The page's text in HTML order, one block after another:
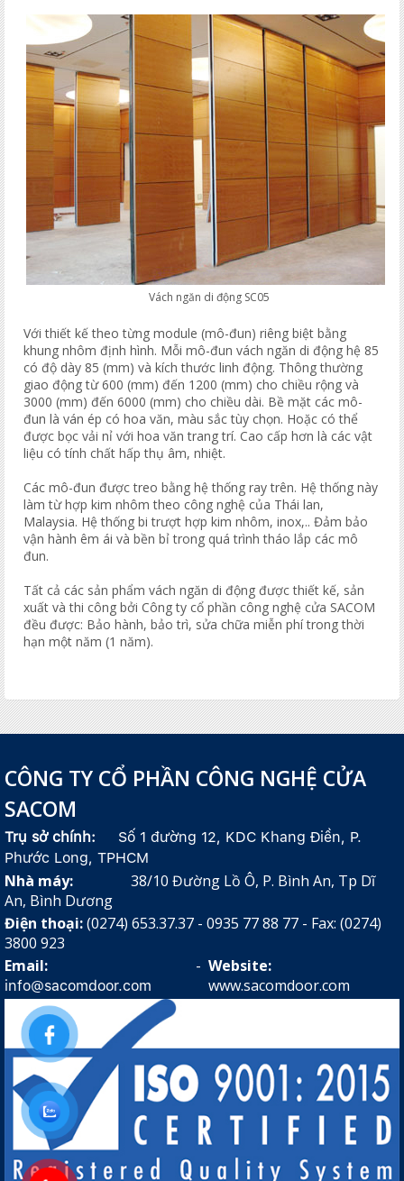
Vách ngăn di động SC05
Với thiết kế theo từng module (mô-đun) riêng biệt bằng
khung nhôm định hình. Mỗi mô-đun vách ngăn di động hệ 85
có độ dày 85 (mm) và kích thước linh động. Thông thường
giao động từ 600 (mm) đến 1200 (mm) cho chiều rộng và
3000 (mm) đến 6000 (mm) cho chiều dài. Bề mặt các mô-
đun là ván ép có hoa văn, màu sắc tùy chọn. Hoặc có thể
được bọc vải nỉ với hoa văn trang trí. Cao cấp hơn là các vật
liệu có tính chất hấp thụ âm, nhiệt.
Các mô-đun được treo bằng hệ thống ray trên. Hệ thống này
làm từ hợp kim nhôm theo công nghệ của Thái lan,
Malaysia. Hệ thống bi trượt hợp kim nhôm, inox,.. Đảm bảo
vận hành êm ái và bền bỉ trong quá trình tháo lắp các mô
đun.
Tất cả các sản phẩm vách ngăn di động được thiết kế, sản
xuất và thi công bởi Công ty cổ phần công nghệ cửa SACOM
đều được: Bảo hành, bảo trì, sửa chữa miễn phí trong thời
hạn một năm (1 năm).
CÔNG TY CỔ PHẦN CÔNG NGHỆ CỬA
SACOM
Trụ sở chính:
Số 1 đường 12, KDC Khang Điền, P.
Phước Long, TPHCM
Nhà máy: 38/10 Đường Lồ Ô, P. Bình An, Tp Dĩ
An, Bình Dương
Điện thoại:(0274) 653.37.37 - 0935 77 88 77 - Fax: (0274)
3800 923
Email:
info@sacomdoor.com
- Website:
www.sacomdoor.com